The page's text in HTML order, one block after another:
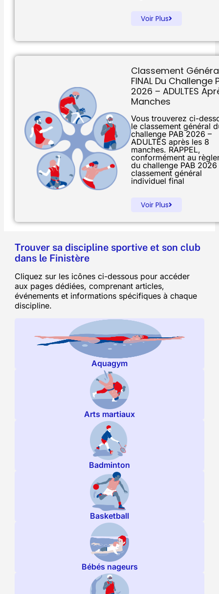
Voir Plus
Classement
FINAL Du Challenge
2026 – ADULTES
Manches
Vous trouverez ci-
le classement général
challenge PAB 2026 –
ADULTES après les 8
manches. RAPPEL,
conformément au
du challenge PAB 2026
classement général
individuel final
Voir Plus
Trouver sa discipline sportive et son club
dans le Finistère
Cliquez sur les icônes ci-dessous pour accéder
aux pages dédiées, comprenant articles,
événements et informations spécifiques à chaque
discipline.
Aquagym
Arts martiaux
Badminton
Basketball
Bébés nageurs